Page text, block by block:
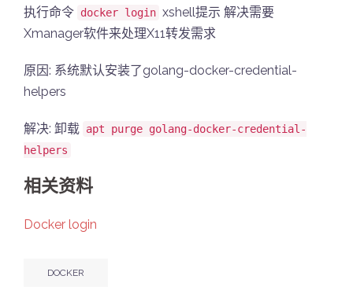
执行命令 docker login xshell提示 解决需要
Xmanager软件来处理X11转发需求
原因: 系统默认安装了golang-docker-credential-
helpers
解决: 卸载 apt purge golang-docker-credential-
helpers
相关资料
Docker login
DOCKER